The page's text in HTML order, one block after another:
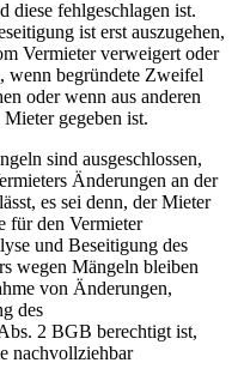
diese fehlgeschlagen ist.
ist erst auszugehen,
Vermieter verweigert oder
wenn begründete Zweifel
oder wenn aus anderen
gegeben ist.
sind ausgeschlossen,
Änderungen an der
es sei denn, der Mieter
für den Vermieter
und Beseitigung des
wegen Mängeln bleiben
von Änderungen,
des
2 BGB berechtigt ist,
nachvollziehbar